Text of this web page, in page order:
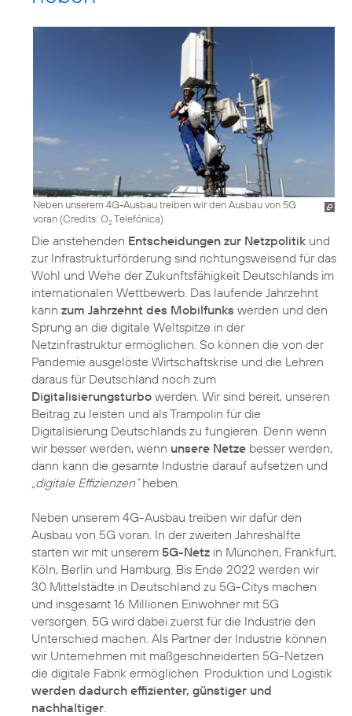
Neben unserem 4G-Ausbau treiben wir den Ausbau von 5G
voran (Credits: O2Telefónica)
Die anstehenden Entscheidungen zur Netzpolitik und
zur Infrastrukturförderung sind richtungsweisend für das
Wohl und Wehe der Zukunftsfähigkeit Deutschlands im
internationalen Wettbewerb. Das laufende Jahrzehnt
kann zum Jahrzehnt des Mobilfunks werden und den
Sprung an die digitale Weltspitze in der
Netzinfrastruktur ermöglichen. So können die von der
Pandemie ausgelöste Wirtschaftskrise und die Lehren
daraus für Deutschland noch zum
Digitalisierungsturbo werden. Wir sind bereit, unseren
Beitrag zu leisten und als Trampolin für die
Digitalisierung Deutschlands zu fungieren. Denn wenn
wir besser werden, wenn unsere Netze besser werden,
dann kann die gesamte Industrie darauf aufsetzen und
„digitale Effizienzen“heben.
Neben unserem 4G-Ausbau treiben wir dafür den
Ausbau von 5G voran. In der zweiten Jahreshälfte
starten wir mit unserem 5G-Netz in München, Frankfurt,
Köln, Berlin und Hamburg. Bis Ende 2022 werden wir
30 Mittelstädte in Deutschland zu 5G-Citys machen
und insgesamt 16 Millionen Einwohner mit 5G
versorgen. 5G wird dabei zuerst für die Industrie den
Unterschied machen. Als Partner der Industrie können
wir Unternehmen mit maßgeschneiderten 5G-Netzen
die digitale Fabrik ermöglichen. Produktion und Logistik
werden dadurch effizienter, günstiger und
nachhaltiger